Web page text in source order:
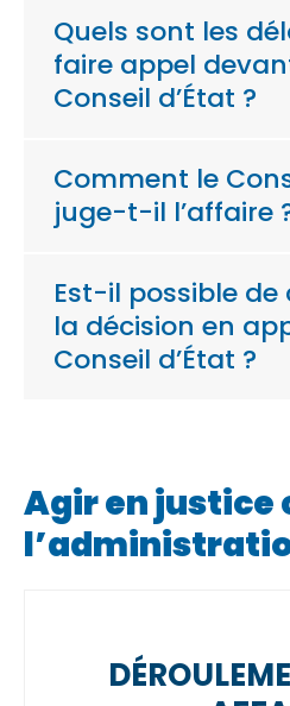
Quels sont les
faire appel
Conseil d’État ?
Comment le
juge-t-il l’affaire
Est-il possible
la décision en
Conseil d’État ?
Agir en justice